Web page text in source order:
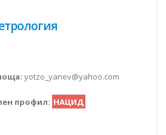
yotzo_yanev@yahoo.com
профил: НАЦИД